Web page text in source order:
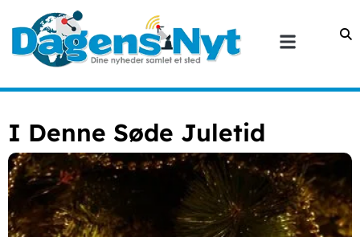
I Denne Søde Juletid